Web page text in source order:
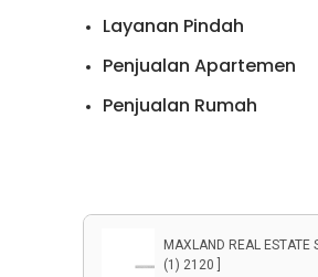
Layanan Pindah
Penjualan Apartemen
Penjualan Rumah
MAXLAND REAL ESTATE
(1) 2120 ]